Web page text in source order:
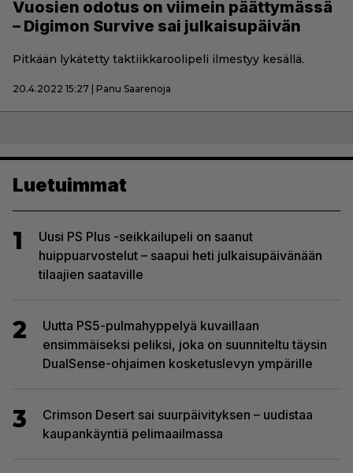
Vuosien odotus on viimein päättymässä
– Digimon Survive sai julkaisupäivän
Pitkään lykätetty taktiikkaroolipeli ilmestyy kesällä.
20.4.2022 15:27 | Panu Saarenoja
Luetuimmat
1
Uusi PS Plus -seikkailupeli on saanut
huippuarvostelut – saapui heti julkaisupäivänään
tilaajien saataville
2
Uutta PS5-pulmahyppelyä kuvaillaan
ensimmäiseksi peliksi, joka on suunniteltu täysin
DualSense-ohjaimen kosketuslevyn ympärille
3
Crimson Desert sai suurpäivityksen – uudistaa
kaupankäyntiä pelimaailmassa